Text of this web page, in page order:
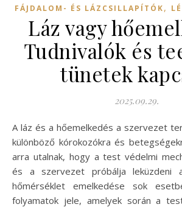
FÁJDALOM- ÉS LÁZCSILLAPÍTÓK,
Láz vagy
Tudnivalók és
tünetek
2025.09.29.
A láz és a hőemelkedés a szervezet természetes reakciói
különböző kórokozókra és
arra utalnak, hogy a test védelmi
és a szervezet próbálja leküzdeni
hőmérséklet emelkedése sok
folyamatok jele, amelyek során a